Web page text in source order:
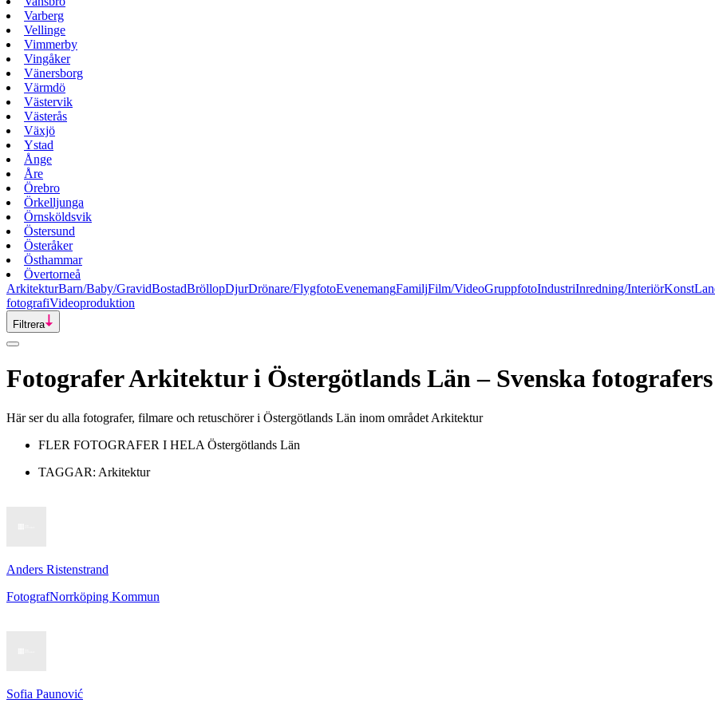
Varberg
Vellinge
Vimmerby
Vingåker
Vänersborg
Värmdö
Västervik
Västerås
Växjö
Ystad
Ånge
Åre
Örebro
Örkelljunga
Örnsköldsvik
Östersund
Österåker
Östhammar
Övertorneå
ArkitekturBarn/Baby/GravidBostadBröllopDjurDrönare/FlygfotoEvenemangFamiljFilm/VideoGruppfotoIndustriInredning/InteriörKonst
fotografiVideoproduktion
Filtrera
FotograferArkitekturi Östergötlands Län– Svenska
Här ser du alla fotografer, filmare och retuschörer i Östergötlands Län inom området Arkitektur
FLER FOTOGRAFER I HELA Östergötlands Län
TAGGAR: Arkitektur
Anders Ristenstrand
FotografNorrköping Kommun
Sofia Paunović